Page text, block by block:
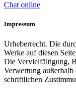
Chat online
Impressum
Urheberrecht. Die
Werke auf diesen
Die Vervielfältigung,
Verwertung außerhalb
schriftlichen